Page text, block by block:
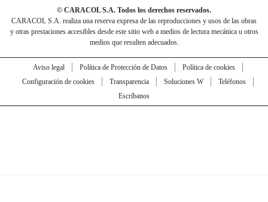
© CARACOL S.A. Todos los derechos reservados.
CARACOL S.A. realiza una reserva expresa de las reproducciones y usos de las obras
y otras prestaciones accesibles desde este sitio web a medios de lectura mecánica u otros
medios que resulten adecuados.
Aviso legal Política de Protección de Datos
Política de cookies
Configuración de cookies
Transparencia Soluciones W
Teléfonos
Escríbanos